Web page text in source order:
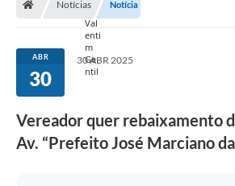
Notícias Notícia
ABR
30
30 ABR 2025
Vereador quer rebaixamento
Av. “Prefeito José Marciano da